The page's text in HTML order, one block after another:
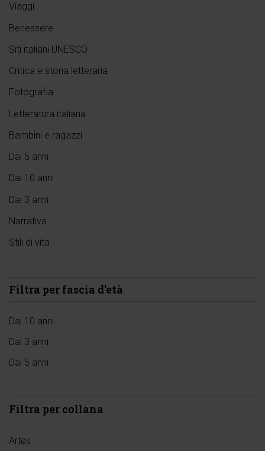
Viaggi
Benessere
Siti italiani UNESCO
Critica e storia letteraria
Fotografia
Letteratura italiana
Bambini e ragazzi
Dai 5 anni
Dai 10 anni
Dai 3 anni
Narrativa
Stili di vita
Filtra per fascia d'età
Dai 10 anni
Dai 3 anni
Dai 5 anni
Filtra per collana
Artes